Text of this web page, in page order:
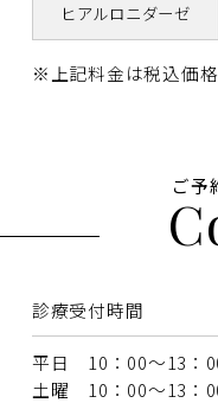
ヒアルロニダーゼ
※上記料金は税込価格
ご予
診療受付時間
平日 10：00〜13：
土曜 10：00〜13：